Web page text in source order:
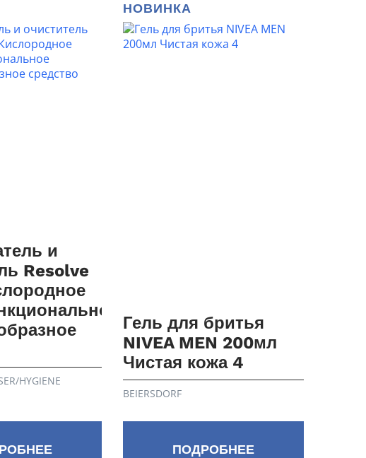
и
Resolve
HYGIENE
НОВИНКА
Гель для бритья
NIVEA MEN 200мл
Чистая кожа 4
BEIERSDORF
ПОДРОБНЕЕ